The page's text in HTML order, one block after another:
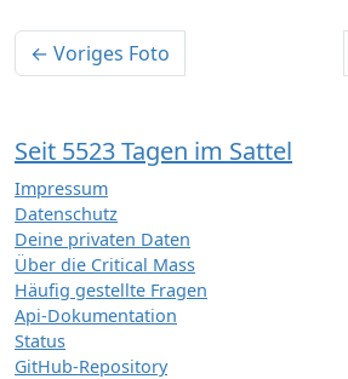
← Voriges Foto
Seit 5523 Tagen im Sattel
Impressum
Datenschutz
Deine privaten Daten
Über die Critical Mass
Häufig gestellte Fragen
Api-Dokumentation
Status
GitHub-Repository